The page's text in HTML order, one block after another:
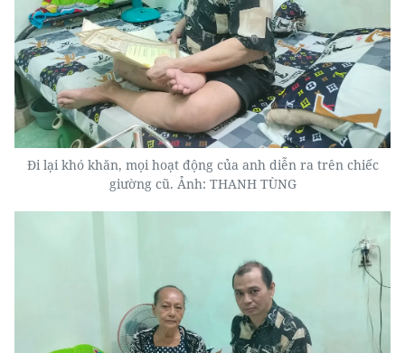
Đi lại khó khăn, mọi hoạt động của anh diễn ra trên chiếc
giường cũ. Ảnh: THANH TÙNG